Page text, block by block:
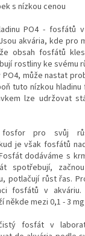
s nízkou cenou
PO4 - fosfátů
akvária, kde pro
obsah fosfátů
rostliny ke svému
může nastat
tuto nízkou
lze udržovat
fosfor pro svůj
je však fosfátů
dodáváme s
spotřebují, začnou
potlačují růst řas.
fosfátů v
někde mezi 0,1 - 3
fosfát v